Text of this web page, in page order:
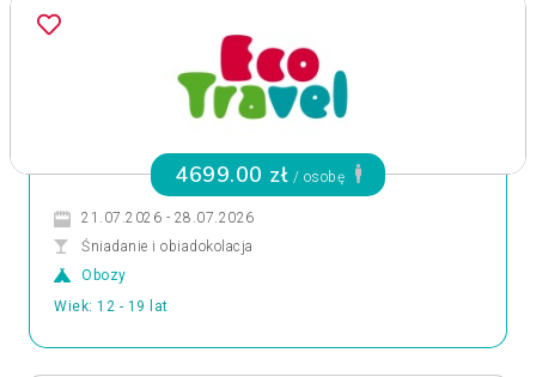
4699.00 zł / osobę
21.07.2026 - 28.07.2026
Śniadanie i obiadokolacja
Obozy
Wiek: 12 - 19 lat